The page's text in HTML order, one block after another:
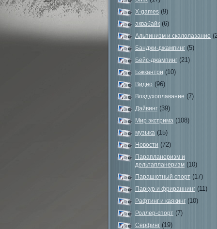
X-games (9)
аквабайк (6)
Альпинизм и скалолазание
Банджи-джампинг (5)
Бейс-джампинг (21)
Бэккантри (10)
Видео (96)
Воздухоплавание (7)
Дайвинг (39)
Мир экстрима (108)
музыка (15)
Новости (72)
Парапланеризм и
дельтапланеризм (10)
Парашютный спорт (17)
Паркур и фрираннинг (11)
Рафтинг и каякинг (10)
Роллер-спорт (7)
Серфинг (19)